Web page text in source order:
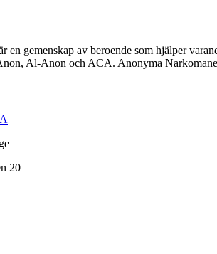
en gemenskap av beroende som hjälper
Al-Anon och ACA. Anonyma
20